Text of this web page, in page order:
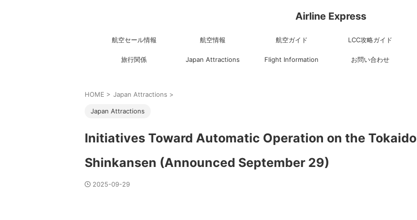
Airline Express
航空セール情報 航空情報 航空ガイド LCC攻略ガイド
旅行関係 Japan Attractions Flight Information お問い合わせ
HOME > Japan Attractions >
Japan Attractions
Initiatives Toward Automatic Operation on the Tokaido
Shinkansen (Announced September 29)
2025-09-29